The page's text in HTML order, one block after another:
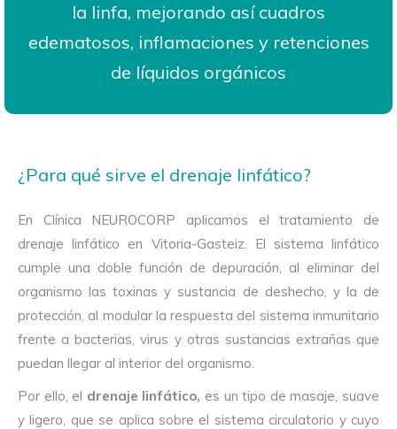
la linfa, mejorando así cuadros
edematosos, inflamaciones y retenciones
de líquidos orgánicos
¿Para qué sirve el drenaje linfático?
En Clínica NEUROCORP aplicamos el tratamiento de
drenaje linfático en Vitoria-Gasteiz. El sistema linfático
cumple una doble función de depuración, al eliminar del
organismo las toxinas y sustancia de deshecho, y la de
protección, al modular la respuesta del sistema inmunitario
frente a bacterias, virus y otras sustancias extrañas que
puedan llegar al interior del organismo.
Por ello, el drenaje linfático, es un tipo de masaje, suave
y ligero, que se aplica sobre el sistema circulatorio y cuyo